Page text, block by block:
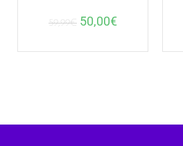
59,99€ 50,00€